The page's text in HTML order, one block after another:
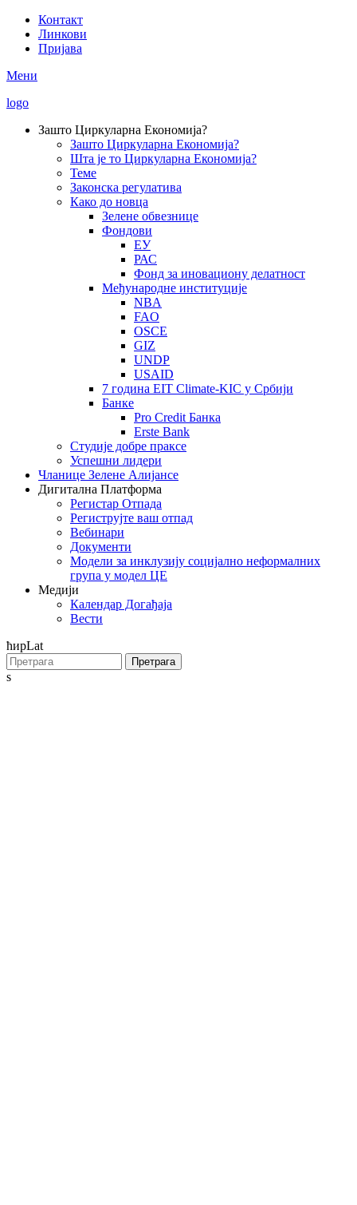
Skip
main
Secondary
Menu
Контакт
Линкови
Пријава
Мени
logo
navigation
Зашто Циркуларна Економија?
Зашто Циркуларна Економија?
Шта је то Циркуларна Економија?
Теме
Законска регулатива
Како до новца
Зелене обвезнице
Фондови
ЕУ
РАС
Фонд за иновациону делатност
Међународне институције
NBA
FAO
OSCE
GIZ
UNDP
USAID
7 година EIT Climate-KIC у Србији
Банке
Pro Credit Банка
Erste Bank
Студије добре праксе
Успешни лидери
Чланице Зелене Алијансе
Дигитална Платформа
Регистар Отпада
Региструјте ваш отпад
Вебинари
Документи
Модели за инклузију социјално неформалних
група у модел ЦЕ
Медији
Календар Догађаја
Вести
ћирLat
Претрага
s